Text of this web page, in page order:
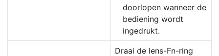
doorlopen wanneer de
bediening wordt
ingedrukt.
Draai de lens-Fn-ring